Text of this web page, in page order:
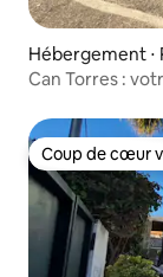
Hébergement ⋅
Can Torres :
Coup de cœur
Coup de cœur